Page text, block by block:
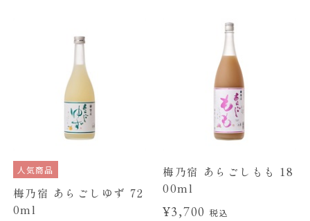
人気商品
梅乃宿 あらごしゆず 72
0ml
梅乃宿 あらごしもも 18
00ml
¥3,700 税込